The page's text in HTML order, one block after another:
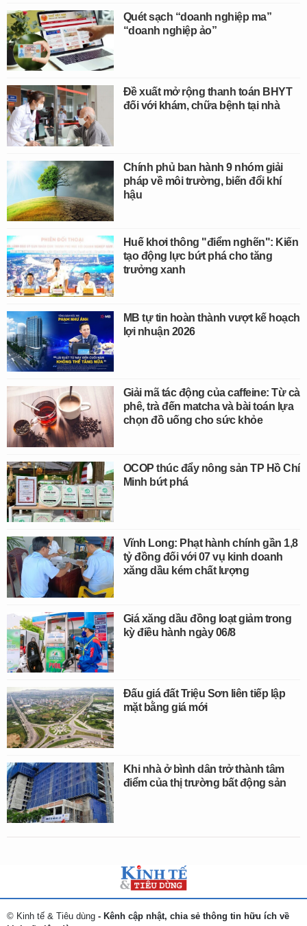
Quét sạch “doanh nghiệp ma”
“doanh nghiệp ảo”
Đề xuất mở rộng thanh toán BHYT
đối với khám, chữa bệnh tại nhà
Chính phủ ban hành 9 nhóm giải
pháp về môi trường, biến đổi khí
hậu
Huế khơi thông "điểm nghẽn": Kiến
tạo động lực bứt phá cho tăng
trưởng xanh
MB tự tin hoàn thành vượt kế hoạch
lợi nhuận 2026
Giải mã tác động của caffeine: Từ cà
phê, trà đến matcha và bài toán lựa
chọn đồ uống cho sức khỏe
OCOP thúc đẩy nông sản TP Hồ Chí
Minh bứt phá
Vĩnh Long: Phạt hành chính gần 1,8
tỷ đồng đối với 07 vụ kinh doanh
xăng dầu kém chất lượng
Giá xăng dầu đồng loạt giảm trong
kỳ điều hành ngày 06/8
Đấu giá đất Triệu Sơn liên tiếp lập
mặt bằng giá mới
Khi nhà ở bình dân trở thành tâm
điểm của thị trường bất động sản
© Kinh tế & Tiêu dùng - Kênh cập nhật, chia sẻ thông tin hữu ích về